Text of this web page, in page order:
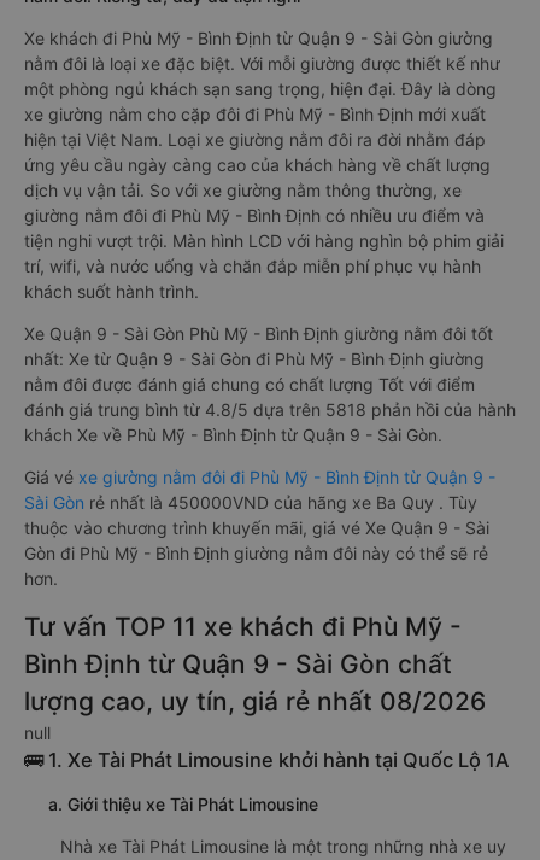
Xe khách đi Phù Mỹ - Bình Định từ Quận 9 - Sài Gòn giường
nằm đôi là loại xe đặc biệt. Với mỗi giường được thiết kế như
một phòng ngủ khách sạn sang trọng, hiện đại. Đây là dòng
xe giường nằm cho cặp đôi đi Phù Mỹ - Bình Định mới xuất
hiện tại Việt Nam. Loại xe giường nằm đôi ra đời nhằm đáp
ứng yêu cầu ngày càng cao của khách hàng về chất lượng
dịch vụ vận tải. So với xe giường nằm thông thường, xe
giường nằm đôi đi Phù Mỹ - Bình Định có nhiều ưu điểm và
tiện nghi vượt trội. Màn hình LCD với hàng nghìn bộ phim giải
trí, wifi, và nước uống và chăn đắp miễn phí phục vụ hành
khách suốt hành trình.
Xe Quận 9 - Sài Gòn Phù Mỹ - Bình Định giường nằm đôi tốt
nhất: Xe từ Quận 9 - Sài Gòn đi Phù Mỹ - Bình Định giường
nằm đôi được đánh giá chung có chất lượng Tốt với điểm
đánh giá trung bình từ 4.8/5 dựa trên 5818 phản hồi của hành
khách Xe về Phù Mỹ - Bình Định từ Quận 9 - Sài Gòn.
Giá vé xe giường nằm đôi đi Phù Mỹ - Bình Định từ Quận 9 -
Sài Gòn rẻ nhất là 450000VND của hãng xe Ba Quy . Tùy
thuộc vào chương trình khuyến mãi, giá vé Xe Quận 9 - Sài
Gòn đi Phù Mỹ - Bình Định giường nằm đôi này có thể sẽ rẻ
hơn.
Tư vấn TOP 11 xe khách đi Phù Mỹ -
Bình Định từ Quận 9 - Sài Gòn chất
lượng cao, uy tín, giá rẻ nhất 08/2026
null
🚌 1. Xe Tài Phát Limousine khởi hành tại Quốc Lộ 1A
a. Giới thiệu xe Tài Phát Limousine
Nhà xe Tài Phát Limousine là một trong những nhà xe uy